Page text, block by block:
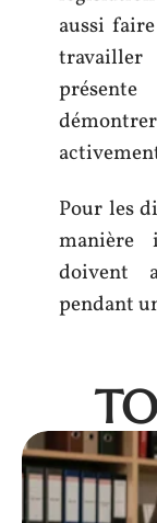
aussi
travailler
Pour les
manière
doivent
pendant